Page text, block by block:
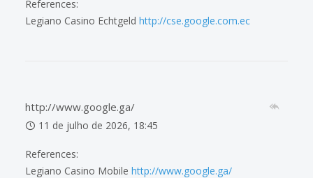
References:
Legiano Casino Echtgeld http://cse.google.com.ec
http://www.google.ga/
11 de julho de 2026, 18:45
References:
Legiano Casino Mobile http://www.google.ga/